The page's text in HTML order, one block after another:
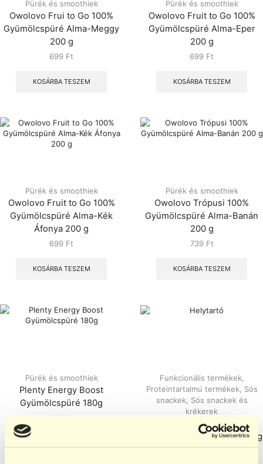
Pürék és smoothiek
Owolovo Frui to Go 100%
Gyümölcspüré Alma-Meggy
200 g
699 Ft
KOSÁRBA TESZEM
Pürék és smoothiek
Owolovo Fruit to Go 100%
Gyümölcspüré Alma-Eper
200 g
699 Ft
KOSÁRBA TESZEM
Pürék és smoothiek
Owolovo Fruit to Go 100%
Gyümölcspüré Alma-Kék
Áfonya 200 g
699 Ft
KOSÁRBA TESZEM
Pürék és smoothiek
Owolovo Trópusi 100%
Gyümölcspüré Alma-Banán
200 g
739 Ft
KOSÁRBA TESZEM
Pürék és smoothiek
Plenty Energy Boost
Gyümölcspüré 180g
1150 Ft
Funkcionális termékek
Proteintartalmú termékek
Sós
snackek
Sós snackek és
krékerek
Popcrop Pyramids High
Protein chips Sweet Thai 60g